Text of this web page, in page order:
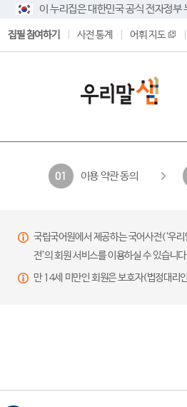
이 누리집은 대한민국 공식 전자정부
집필 참여하기 사전 통계 어휘 지도
01 이용 약관 동의
국립국어원에서 제공하는 국어사전(‘우
전’의 회원 서비스를 이용하실 수 있습니
만 14세 미만인 회원은 보호자(법정대리